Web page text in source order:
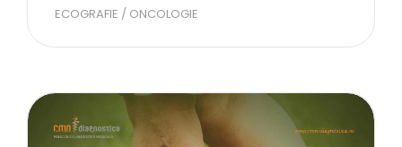
ECOGRAFIE / ONCOLOGIE